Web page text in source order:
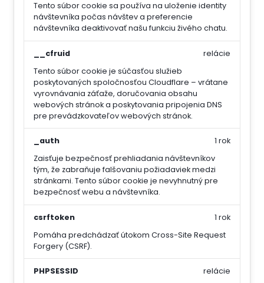
Tento súbor cookie sa používa na uloženie identity
návštevníka počas návštev a preferencie
návštevníka deaktivovať našu funkciu živého chatu.
__cfruid
Tento súbor cookie je súčasťou služieb
poskytovaných spoločnosťou Cloudflare – vrátane
vyrovnávania záťaže, doručovania obsahu
webových stránok a poskytovania pripojenia DNS
pre prevádzkovateľov webových stránok.
relácie
_auth
Zaisťuje bezpečnosť prehliadania návštevníkov
tým, že zabraňuje falšovaniu požiadaviek medzi
stránkami. Tento súbor cookie je nevyhnutný pre
bezpečnosť webu a návštevníka.
1 rok
csrftoken
Pomáha predchádzať útokom Cross-Site Request
Forgery (CSRF).
1 rok
PHPSESSID
relácie